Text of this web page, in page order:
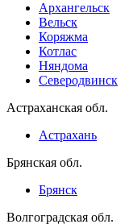
Архангельск
Вельск
Коряжма
Котлас
Няндома
Северодвинск
Астраханская обл.
Астрахань
Брянская обл.
Брянск
Волгоградская обл.